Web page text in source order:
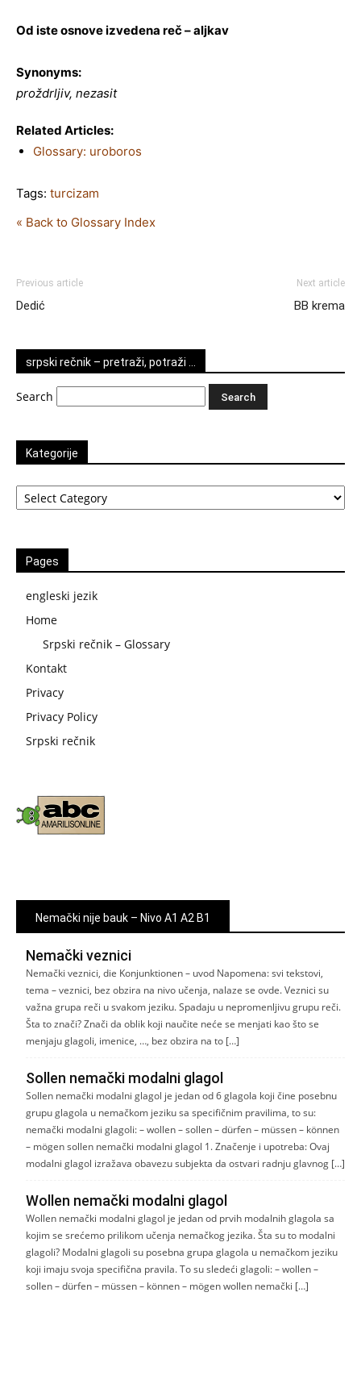
Od iste osnove izvedena reč – aljkav
Synonyms:
proždrljiv, nezasit
Related Articles:
Glossary: uroboros
Tags: turcizam
« Back to Glossary Index
Previous article
Dedić
Next article
BB krema
srpski rečnik – pretraži, potraži …
Search
Kategorije
Kategorije
Pages
engleski jezik
Home
Srpski rečnik – Glossary
Kontakt
Privacy
Privacy Policy
Srpski rečnik
Nemački nije bauk – Nivo A1 A2 B1
Nemački veznici
Nemački veznici, die Konjunktionen – uvod Napomena: svi tekstovi,
tema – veznici, bez obzira na nivo učenja, nalaze se ovde. Veznici su
važna grupa reči u svakom jeziku. Spadaju u nepromenljivu grupu reči.
Šta to znači? Znači da oblik koji naučite neće se menjati kao što se
menjaju glagoli, imenice, …, bez obzira na to […]
Sollen nemački modalni glagol
Sollen nemački modalni glagol je jedan od 6 glagola koji čine posebnu
grupu glagola u nemačkom jeziku sa specifičnim pravilima, to su:
nemački modalni glagoli: – wollen – sollen – dürfen – müssen – können
– mögen sollen nemački modalni glagol 1. Značenje i upotreba: Ovaj
modalni glagol izražava obavezu subjekta da ostvari radnju glavnog […]
Wollen nemački modalni glagol
Wollen nemački modalni glagol je jedan od prvih modalnih glagola sa
kojim se srećemo prilikom učenja nemačkog jezika. Šta su to modalni
glagoli? Modalni glagoli su posebna grupa glagola u nemačkom jeziku
koji imaju svoja specifična pravila. To su sledeći glagoli: – wollen –
sollen – dürfen – müssen – können – mögen wollen nemački […]